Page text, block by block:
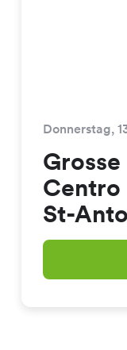
Donnerstag,
Centro
St-